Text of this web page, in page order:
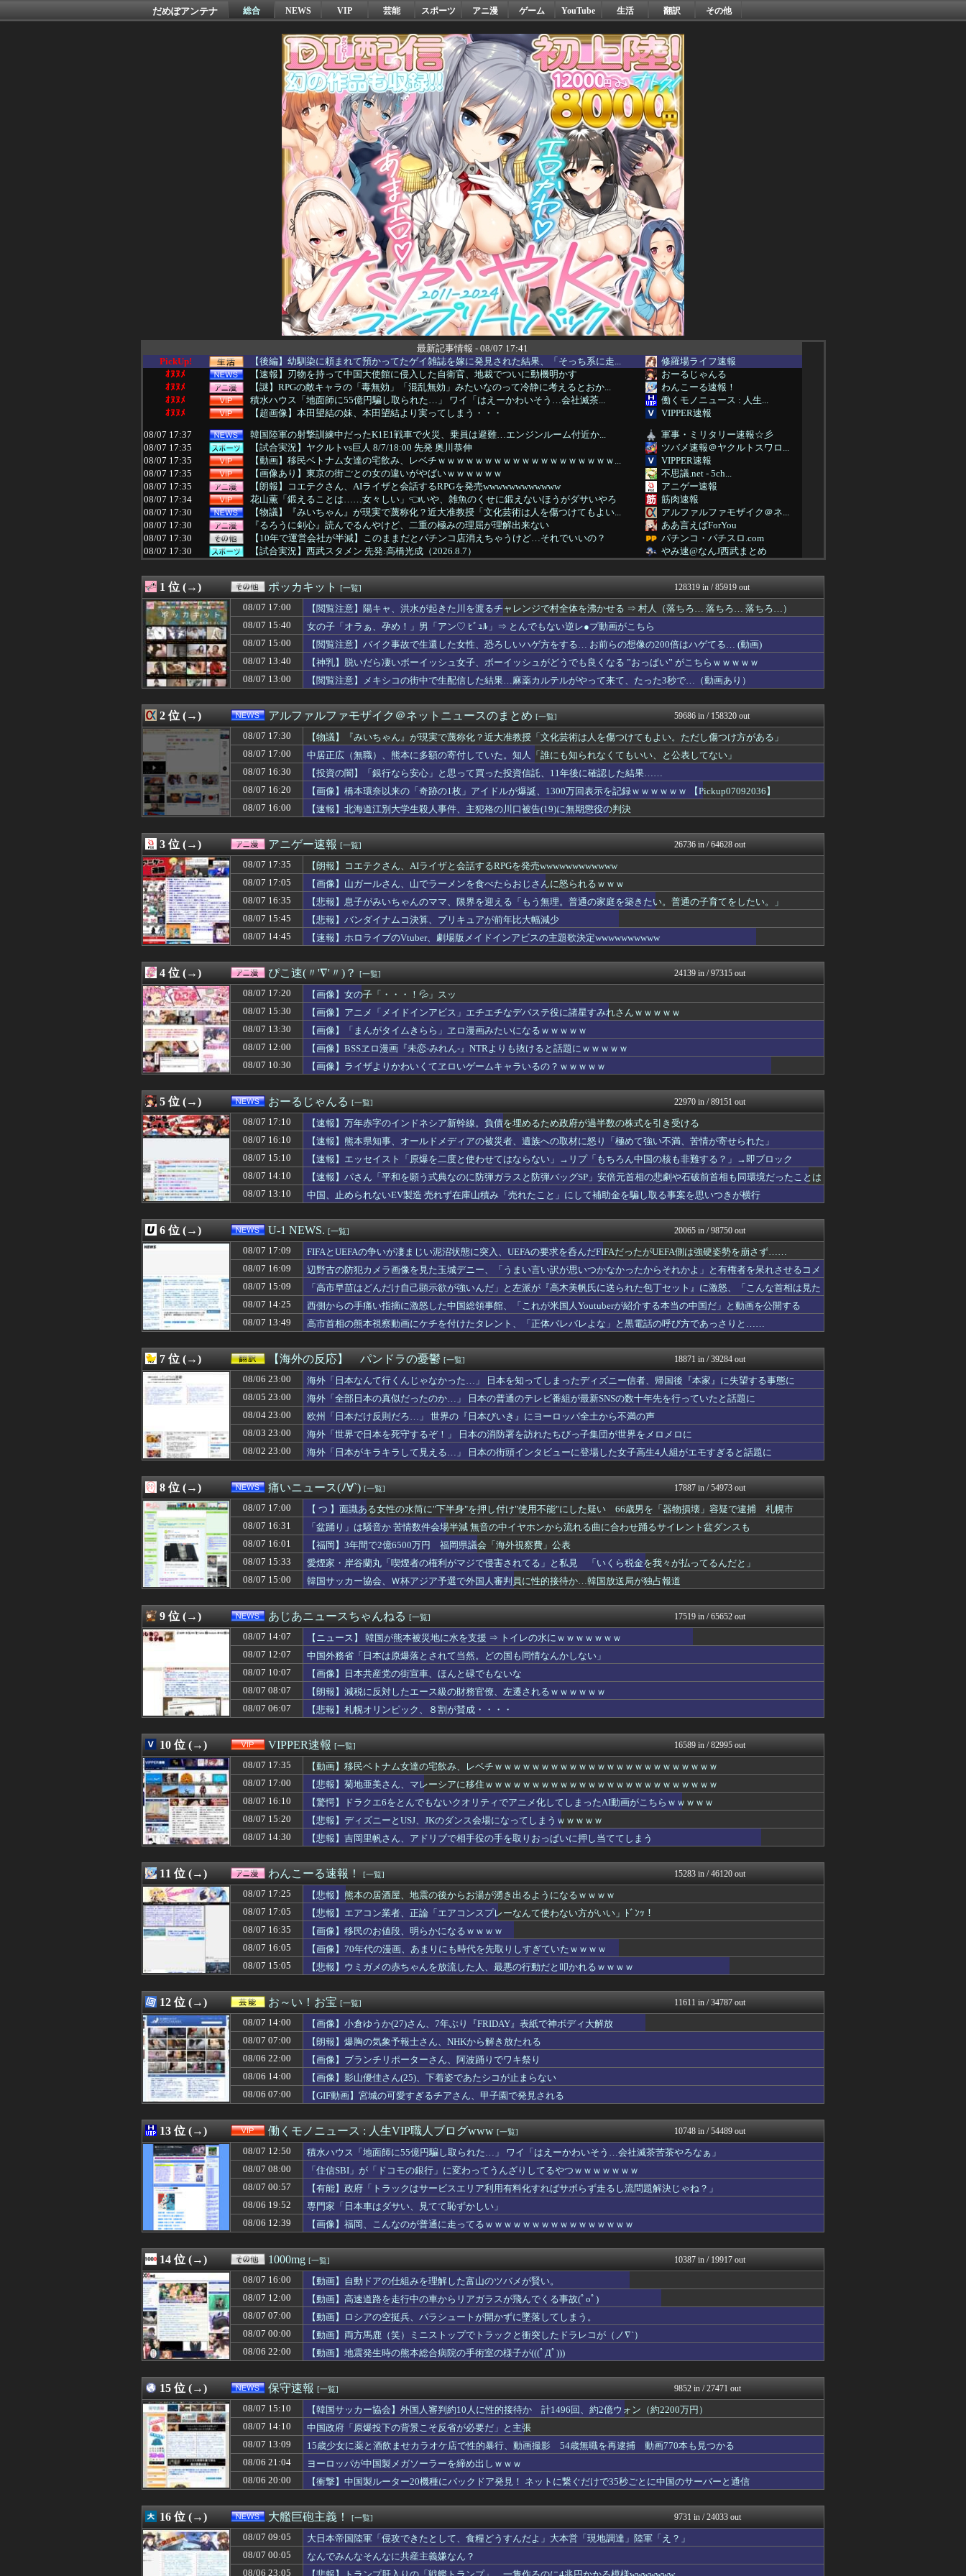
だめぽアンテナ 総合 NEWS VIP 芸能 スポーツ アニ漫 ゲーム YouTube 生活 翻訳 その他
最新記事情報 - 08/07 17:41
PickUp!
【後編】幼馴染に頼まれて預かってたゲイ雑誌を嫁に発見された結果、「そっち系に走...
修羅場ライフ速報
ｵﾇﾇﾒ
【速報】刃物を持って中国大使館に侵入した自衛官、地裁でついに動機明かす
おーるじゃんる
ｵﾇﾇﾒ
【謎】RPGの敵キャラの「毒無効」「混乱無効」みたいなのって冷静に考えるとおか...
わんこーる速報！
ｵﾇﾇﾒ
積水ハウス「地面師に55億円騙し取られた…」 ワイ「はえーかわいそう…会社滅茶...
働くモノニュース : 人生...
ｵﾇﾇﾒ
【超画像】本田望結の妹、本田望結より実ってしまう・・・
VIPPER速報
08/07 17:37
韓国陸軍の射撃訓練中だったK1E1戦車で火災、乗員は避難…エンジンルーム付近か...
軍事・ミリタリー速報☆彡
08/07 17:35
【試合実況】ヤクルトvs巨人 8/7/18:00 先発 奥川恭伸
ツバメ速報＠ヤクルトスワロ...
08/07 17:35
【動画】移民ベトナム女達の宅飲み、レベチｗｗｗｗｗｗｗｗｗｗｗｗｗｗｗｗｗｗｗ...
VIPPER速報
08/07 17:35
【画像あり】東京の街ごとの女の違いがやばいｗｗｗｗｗｗ
不思議.net - 5ch...
08/07 17:35
【朗報】コエテクさん、AIライザと会話するRPGを発売wwwwwwwwwwww
アニゲー速報
08/07 17:34
花山薫「鍛えることは……女々しい」👈いや、雑魚のくせに鍛えないほうがダサいやろ
筋肉速報
08/07 17:30
【物議】『みいちゃん』が現実で蔑称化？近大准教授「文化芸術は人を傷つけてもよい...
アルファルファモザイク＠ネ...
08/07 17:30
『るろうに剣心』読んでるんやけど、二重の極みの理屈が理解出来ない
ああ言えばForYou
08/07 17:30
【10年で運営会社が半減】このままだとパチンコ店消えちゃうけど…それでいいの？
パチンコ・パチスロ.com
08/07 17:30
【試合実況】西武スタメン 先発:高橋光成（2026.8.7）
やみ速@なんJ西武まとめ
08/07 17:30
【サッカー】初の日本代表で感情爆発「使わないんだったら呼ぶな！」 涙ながらに...
フットボール速報
08/07 17:30
【試合実況】[2026/8/7]DeNAベイスターズ対広島カープ 18:00〜
ベイスターズ速報＠なんJ
08/07 17:30
男なら一回は漫画の必殺技練習したよな
カンダタ速報
08/07 17:29
【東大】2年連続赤字へ 「貯金」数年で枯渇、研究者の削減不可避
日本第一！ニュース録
08/07 17:29
私「料理は手抜きできるところは全部手抜きしてるよ」知人「それはダメでしょ」→勝...
08/07 17:28
【阪神スタメン】5(左)前川 6(一)ガルシア vs中日 2026/08/07
虎速
08/07 17:25
【悲報】熊本の居酒屋、地震の後からお湯が湧き出るようになるｗｗｗｗ
わんこーる速報！
08/07 17:25
【悲報】妊娠した嫁が抜いてくれないので出会い系で知り合った女とやったwwww
バズッター速報
08/07 17:25
韓国人「東南アジア各国が韓国サッカー協会による日本人や外国人審判接待を報道！」...
世界の憂鬱 海外・韓国の反...
08/07 17:24
小沢一郎氏、玉城デニー知事を全力応援表明 「このままでは勝てない」中道の態度を...
もえるあじあ(･∀･)
08/07 17:20
【悲報】コレコレ、月収1億円ｗｗｗｗｗｗｗｗｗｗｗｗｗｗｗｗｗｗｗｗ
キニ速
08/07 17:20
【画像】女の子「・・・！💦」スッ
ぴこ速(〃'∇'〃)？
08/07 17:20
【東スポ】 韓国サッカー協会 審判への性接待報道にＳＮＳ紛糾「徹底追及」「２０...
キムチ速報
08/07 17:20
FIFAが子会社設立計画で謝罪！←「商業主義もここまで来たか！」（海外の反応）
海外さんいらっしゃい 海外...
08/07 17:18
【悲報】ドラゴンボールベジータ「誰だこんな使えないゴミを呼んだ奴は」ヤムチャ「...
08/07 17:17
太鼓の達人、ゲーム内の一部フォント変更へ 値上げの影響か
ゴールデンタイムズ
08/07 17:15
幼稚園年少の息子がサンタの実在を信じてる。夫がそれを不愉快に思っているみたいで...
鬼女の宅配便 - 修羅場・...
08/07 17:15
ＦＡＮＺＡ１０円セールやってたwwwwwww
08/07 17:12
今、俺は不倫している。関係が始まりもう5年が経つがその不倫相手のスマホを見てし...
浮気ちゃんねる
08/07 17:12
広陵高校〝暴力問題〟中井監督が謝罪。野球部巡り昨年退任「深く反省」
広島東洋カープまとめブログ...
08/07 17:10
【速報】万年赤字のインドネシア新幹線。負債を埋めるため政府が過半数の株式を引き...
08/07 17:10
【画像】佳子様の鍛えた腹筋、エチエチすぎるｗｗｗwｗｗｗｗｗｗｗｗ❤
なんJミュージアム
08/07 17:09
ライブの男！不眠不休で駆け抜けるローレン・イロアスの軌跡
08/07 17:09
FIFAとUEFAの争いが凄まじい泥沼状態に突入、UEFAの要求を呑んだFIF...
U-1 NEWS.
08/07 17:08
【朗報】マツダ、新型CX-5が売れて黒字転換！！
サイ速
08/07 17:07
【画像】松屋、食器の仕分けまでセルフに
かせまと！
08/07 17:07
石川昂弥「道歩いてると『たかやさーん』。声の方を見るとニコニコのサノーが車の窓...
08/07 17:06
【画像】世界一美しいフットボーラーの“女優デビュー！！”
【サッカー まとめ】サカラ...
08/07 17:05
アニメ「ヤニねこ」第6話、アルねこ、わざわざ江の島まで行ってゲロを吐くｗｗｗｗ...
最強ジャンプ放送局
08/07 17:05
【画像】山ガールさん、山でラーメンを食べたらおじさんに怒られるｗｗｗ
08/07 17:05
【悲報】エアコン業者、正論「エアコンスプレーなんて使わない方がいい」ﾄﾞﾝｯ！
わんこーる速報！
08/07 17:05
【謎】広末涼子さんが地上波にスピード復帰できる理由、誰にも分からない⇒！
不思議.net - 5ch...
08/07 17:05
【画像】声優の佐倉綾音(32)さん、アタシコに全力で振り切ってしまうｗｗｗｗｗ...
08/07 17:03
幼い頃から母に「お前なんか生まなきゃよかった」と言われ続けた。自分の子を育てる...
08/07 17:03
あえて「ブラジャー丸見え」で外出する女性が急増中
いたしん！
08/07 17:00
甥(小学生)と義兄は 「カブトムシとりに行くから明日早起きだな！」 と二人でウ...
08/07 17:00
【艦これ】実際提督ってそんな人気な職業じゃないと思うんよね
艦これ速報 艦隊これくしょ...
08/07 17:00
【朗報】中日、阪神3タテでセ3位まで返り咲く可能性が浮上wwwwww
阪神タイガースちゃんねる
08/07 17:00
妊婦の義弟嫁がデカいベビーカーを買ったらしいんだが、なぜか私んちに置くつもりら...
すまいる(^-^)ぶろぐ
08/07 17:00
【 つ 】面識ある女性の水筒に"下半身"を押し付け"使用不能"にした疑い 66...
痛いニュース(ﾉ∀`)
相楽伊織の『重量感ある』下半身、大変なことになってるって...
乃木通 乃木坂46櫻坂46...
08/07 17:00
【日向坂46】小西夏菜実、ついにこの時が...
日向坂46まとめもり～
08/07 17:00
【艦これ】VautourちゃんはE5に入れると強いと聞いたけど どれくらいつよ...
あ艦これ ～艦隊これくしょ...
08/07 17:00
中居正広（無職）、熊本に多額の寄付していた。知人「誰にも知られなくてもいい、と...
アルファルファモザイク＠ネ...
08/07 17:00
【ラブライブ！】鬼塚夏美、お誕生日【Liella!】
コンテンツ・声優 | ラブ...
08/07 17:00
【京都】女性の脳腫瘍摘出手術で誤って“腫瘍の無い部位”を摘出 脳幹など損傷受け...
08/07 17:00
Vチューバー業界、2020年初頭の一番手V人気爆発から何も変わらない……
ゲーム実況者速報＠YouT...
08/07 17:00
海外「アメリカが戦争している理由はこれだな。アメリカが世界最大のエネルギー輸出...
ガラパゴスジャパン - 海...
【悲報】菊地亜美さん、マレーシアに移住ｗｗｗｗｗｗｗｗｗｗｗｗｗｗｗｗｗｗｗｗ...
VIPPER速報
08/07 17:00
【朗報】65kgの女の子、38kgまでダイエットしてまるで別人になる
もみあげチャ～シュ～
08/07 17:00
Google、Geminiが大赤字、「史上初のマイナスキャッシュフロー」に陥る
投資ちゃんねる
08/07 17:00
畑下由佳アナ ニットの胸元がくっきり！！
アナきゃぷ速報
08/07 17:00
【韓国の反応】また日本が竹島の領有権を主張してきたぞ → 「この話題は永遠に終...
Red4 海外の反応まとめ
08/07 17:00
【朗報】韓国人「日本の文化祭、教室にレールが敷いてある」
ニチカン！
08/07 17:00
仕事中でも付けられる香水
ファ板速報
08/07 17:00
フロム「ダークソウルを完結させるでー！」←おおええやん
08/07 16:59
【悲報】大谷翔平「マジで笑わなくね？」井端監督、競馬の話題では饒舌だった模様
ネギ速
08/07 16:58
【悲報】乃木坂野球部、ぶっちゃけもう鬱陶しい件
乃木坂46まとめ 乃木りん...
08/07 16:57
息子の友達とそのママに遊びに来たいと言われ予定を合わせ用意して待ってた。しかし...
奥様は鬼女-DQN返しまと...
世慣れた行動って？
08/07 16:57
【バカはどっち】彼氏に似た芸能人がTVに映った。「似てるけど芸能人の方が格好い...
はーとらいふ -出会い・子...
08/07 16:57
オペレーター「中国人があなたのロ座を利用しています」私「そんなはずない！」→A...
素敵な鬼女様
08/07 16:55
【悲報】阪神・元山さん、一回落球しただけで週刊誌に“お粗末プレー”とディスられ...
なんじぇいスタジアム＠なん...
08/07 16:54
【悲報】ニューバランスはダサい！onは時代遅れ！サロモンを買え！って言われたか...
ネギ速
08/07 16:53
【驚愕】最近の美女が凄すぎるｗｗｗｗ「結婚すべき女の特徴」がこちら…
08/07 16:50
DeNA、ポケポケ反動減で減収減益も…GO新規上場のおかげで当期純利益334億...
ベイスターズNEWS
08/07 16:50
子供にかぁかって呼ばせてるの虫唾が走る。結構そういう人多くて気色悪い
かぞくちゃんねる
08/07 16:49
【悲報】渡邊渚さん「私がPTSDと診断された当時、世間はまだPTSDという言葉...
ネギ速
08/07 16:47
ロシアの将軍様、謎の爆死！裏には何が隠れてやがるんだい？（海外の反応）
08/07 16:47
髪の毛をまとめた方が似合う人
はーとらいふ -出会い・子...
08/07 16:47
会社の飲み会に参加しようとしたら「どうしても参加しないと駄目なのか」と旦那に渋...
はーとらいふ -出会い・子...
08/07 16:47
注意しても何度も何度も私の1歳の娘をつねってくる姪
奥様は鬼女-DQN返しまと...
08/07 16:46
【画像】新人声優の水着姿がドエッチ
アナ速‐女子アナ画像速報
08/07 16:45
兵庫斎藤知事、県の海外事務所を全廃へ「公務員が海外で遊ぶためにあるだけ」 [...
VIPワイドガイド
08/07 16:45
【FGO】ジャンヌ系にラクシュミーは含まれますか？Wジル・ド・レェ強化みんなの...
兵庫斎藤知事、県の海外事務所を全廃へ「公務員が海外で遊ぶためにあるだけ」 [...
西武・中村剛也が今季初昇格！首位ソフトバンク戦でスタメン起用へ
やみ速@なんJ西武まとめ
08/07 16:45
海外「日本で飴が手作りされる様子が最高すぎる」←「これは危ない！」 海外の反応
08/07 16:44
【悲報】太平洋戦争史振り返ると思ったけど日本より欧米が諸悪の根源やん
08/07 16:42
12月導入！LゼーガペインETRの筐体画像が公開！！セブンインパクトは搭載され...
スロ板-RUSH
08/07 16:41
ジャンポケ斎藤「性行為の許諾は取ったことありません」
mashlife通信
08/07 16:40
福岡のお土産 ｢めんべい｣と乃木坂配信中のコラボ動画が公開決定！！！【乃木坂4...
坂道情報通～乃木坂46まと...
08/07 16:40
プロ野球大物OB「オールスターゲームを見た。怒りを通り越して、あきれ果てた」
なんじぇいスタジアム＠なん...
08/07 16:40
介護・建設・運送業社員「つらいからもう辞めます…」←人が辞めすぎて倒産する会社...
キニ速
08/07 16:40
【人付き合い】「明日ひま？」 知り合いから唐突なメッセージがきたらどうする？
結婚・恋愛ニュースぷらす
08/07 16:40
甲子園出場校 猛暑と資金難に苦しむ・・・
スコールちゃんねる｜２ちゃ...
08/07 16:39
引越して一週間経った頃、隣の奥さんから「掃除機の音がうるさい」と苦情があった。...
鬼女はみた -修羅場・恋愛...
08/07 16:39
「財産はみ～んな長男に譲る。長男、母の事は任せた」と遺言のこし父他界→母は足が...
08/07 16:39
叩かない躾を「甘い」「ぬるい」と口出ししてくる友人夫婦。人の家庭の方針は放って...
奥様は鬼女-DQN返しまと...
08/07 16:39
昭和の恋愛エピソード
はーとらいふ -出会い・子...
08/07 16:39
【困惑】長谷川豊氏、元ジャンポケ斉藤の事件に「有罪で良い」「実刑まで出すのが妥...
ネギ速
08/07 16:39
職場全員が長崎の出島を知らない。逆に私が変な人扱いされた、一般常識だと思ってた...
おうち速報
08/07 16:36
年末年始に義実家に帰省してきた義兄夫婦は子供を放置して昼前まで寝てた。朝食を用...
08/07 16:35
【悲報】息子がみいちゃんのママ、限界を迎える「もう無理。普通の家庭を築きたい。...
08/07 16:35
【画像】移民のお値段、明らかになるｗｗｗｗ
わんこーる速報！
08/07 16:35
【画像あり】日本のセクシー女性犯罪者一覧ｗｗｗｗｗｗｗｗｗ
パートの面接で号泣しながら「ここもダメだったらもう食べていけないんです」って熱...
【卓球】水谷隼氏、投資8年「一度もプラスになったことはない」の逆億り人生活 ...
08/07 16:33
【悲報】スーパーの裏でヤニ吸う2人とかいうヤバすぎるアニメ
ネギ速
08/07 16:33
ファミレスで見知らぬ母親にタブレットを触らせてほしいと言われた。断ったら強奪さ...
修羅の華-家庭・生活まとめ
08/07 16:31
【炎上】リュウジ「ダルい料理トップ10に入る」夏の冷やし中華 「あり得ないほど...
おうまがタイムズ
08/07 16:31
同棲してる彼氏に「生理用品をトイレに置くのやめてほしい」と言われた
08/07 16:31
「盆踊り」は騒音か 苦情数件会場半減 無音の中イヤホンから流れる曲に合わせ踊る...
08/07 16:31
【FF14】本日のメンテにてSwitch2版でコンテンツ内で画面暗転からのロー...
馬鳥速報
08/07 16:31
【ウマ娘】ルラちは、あの性格で大きいから好き。
ウマ娘まとめ速報うまろぐ
08/07 16:30
『ストリートファイター6』8/7本日から「鬼武者」シリーズとのコラボイベント「...
08/07 16:30
「THE NORTH FACE」の人気が低下・・・
08/07 16:30
【江別事件】大学生リンチ殺人主犯の男(当時18歳)に「無期懲役」の判決
マジキチ速報
08/07 16:30
『トモコレわくわく生活』は販売本数794万本、『ぽこ あ ポケモン』は946万...
Y速報
08/07 16:30
DAZN サッカーW杯で加入者数5倍に 視聴者数は6700万人 総視聴数も4億...
フットボール速報
08/07 16:29
パリーグにはソフトバンクに対抗しうる親会社を持つチームが必要やと思う
なんじぇいスタジアム＠なん...
08/07 16:29
近所奥に持ち去られた小さなバッグ。その中身が偽物だと分かった時、どんな顔をする...
08/07 16:29
野原ひろしのケーキ（880円）
漫画まとめ速報
08/07 16:29
トランプ氏、「出産旅行」禁じる大統領令 米国籍取得を目的とした中国人らの渡米を...
日本第一！ニュース録
08/07 16:28
【悲報】れいわ新選組改名へ
08/07 16:26
映画｢ちいかわ 人魚の島のひみつ｣公開14日間で興行収入50億円突破 最終興収...
08/07 16:26
ロッテドラ1石垣元気のピッチング
まとめロッテ！
08/07 16:25
【驚愕】ソープワイ「あーイクッ」嬢「あん///あん///」ワイ「…イクよッ！...
バズッター速報
08/07 16:25
ぴろし社長ブチギレ「ジョジョASBカカロット鬼滅ナルティメット作ったのにジャン...
ゲーム魔人
08/07 16:23
【悲報】FIFA会長、UEFAが許してくれなくて詰む
ネギ速
08/07 16:22
中国企業Zbtlink製ルーター20機種にバックドア、外部から完全制御のおそれ...
08/07 16:22
【謎】カードゲーマーってなんであんな臭いの？
08/07 16:21
西武中村剛也、広島森下暢仁ら登録 楽天浅村栄斗、ヤクルト塩見泰隆ら抹消／７日公...
なんじぇいスタジアム＠なん...
08/07 16:20
【衝撃】川口被告(19)に無期懲役 江別大学生殺人事件、19歳で取り返しのつか...
哲学ニュースnwk
08/07 16:20
カメムシは同種のカメムシが発した臭いでショック死する事がある
08/07 16:20
【画像】橋本環奈以来の「奇跡の1枚」アイドルが爆誕、1300万回表示を記録ｗｗ...
08/07 16:20
【悲報】面識ないJCに不同意性交したバイト男（56）が怖すぎる 千葉県（※画像...
ラビット速報
08/07 16:19
「果糖」が「がん転移」を促すと判明 まとめたニュース
1 位 (→) ポッカキット [一覧] 128319 in / 85919 out
08/07 17:00
【閲覧注意】陽キャ、洪水が起きた川を渡るチャレンジで村全体を沸かせる ⇒ 村人（落ちろ… 落ちろ… 落ちろ…）
08/07 15:40
女の子「オラぁ、孕め！」男「アン♡ ﾋﾞｭﾙ」⇒ とんでもない逆レ●プ動画がこちら
08/07 15:00
【閲覧注意】バイク事故で生還した女性、恐ろしいハゲ方をする… お前らの想像の200倍はハゲてる… (動画)
08/07 13:40
【神乳】脱いだら凄いボーイッシュ女子、ボーイッシュがどうでも良くなる ”おっぱい” がこちらｗｗｗｗｗ
08/07 13:00
【閲覧注意】メキシコの街中で生配信した結果…麻薬カルテルがやって来て、たった3秒で…（動画あり）
2 位 (→) アルファルファモザイク＠ネットニュースのまとめ [一覧] 59686 in / 158320 out
08/07 17:30
【物議】『みいちゃん』が現実で蔑称化？近大准教授「文化芸術は人を傷つけてもよい。ただし傷つけ方がある」
08/07 17:00
中居正広（無職）、熊本に多額の寄付していた。知人「誰にも知られなくてもいい、と公表してない」
08/07 16:30
【投資の闇】「銀行なら安心」と思って買った投資信託、11年後に確認した結果……
08/07 16:20
【画像】橋本環奈以来の「奇跡の1枚」アイドルが爆誕、1300万回表示を記録ｗｗｗｗｗｗ 【Pickup07092036】
08/07 16:00
【速報】北海道江別大学生殺人事件、主犯格の川口被告(19)に無期懲役の判決
3 位 (→) アニゲー速報 [一覧] 26736 in / 64628 out
08/07 17:35
【朗報】コエテクさん、AIライザと会話するRPGを発売wwwwwwwwwwww
08/07 17:05
【画像】山ガールさん、山でラーメンを食べたらおじさんに怒られるｗｗｗ
08/07 16:35
【悲報】息子がみいちゃんのママ、限界を迎える「もう無理。普通の家庭を築きたい。普通の子育てをしたい。」
08/07 15:45
【悲報】バンダイナムコ決算、プリキュアが前年比大幅減少
08/07 14:45
【速報】ホロライブのVtuber、劇場版メイドインアビスの主題歌決定wwwwwwwwww
4 位 (→) ぴこ速(〃'∇'〃)？ [一覧] 24139 in / 97315 out
08/07 17:20
【画像】女の子「・・・！💦」スッ
08/07 15:30
【画像】アニメ「メイドインアビス」エチエチなデバステ役に諸星すみれさんｗｗｗｗｗ
08/07 13:30
【画像】「まんがタイムきらら」ヱロ漫画みたいになるｗｗｗｗｗ
08/07 12:00
【画像】BSSヱロ漫画『未恋-みれん-』NTRよりも抜けると話題にｗｗｗｗｗ
08/07 10:30
【画像】ライザよりかわいくてヱロいゲームキャラいるの？ｗｗｗｗｗ
5 位 (→) おーるじゃんる [一覧] 22970 in / 89151 out
08/07 17:10
【速報】万年赤字のインドネシア新幹線。負債を埋めるため政府が過半数の株式を引き受ける
08/07 16:10
【速報】熊本県知事、オールドメディアの被災者、遺族への取材に怒り「極めて強い不満、苦情が寄せられた」
08/07 15:10
【速報】エッセイスト「原爆を二度と使わせてはならない」→リプ「もちろん中国の核も非難する？」→即ブロック
08/07 14:10
【速報】パさん「平和を願う式典なのに防弾ガラスと防弾バッグSP」安倍元首相の悲劇や石破前首相も同環境だったことは
忘れる
08/07 13:10 中国、止められないEV製造 売れず在庫山積み「売れたこと」にして補助金を騙し取る事案を思いつきが横行
6 位 (→) U-1 NEWS. [一覧] 20065 in / 98750 out
08/07 17:09
FIFAとUEFAの争いが凄まじい泥沼状態に突入、UEFAの要求を呑んだFIFAだったがUEFA側は強硬姿勢を崩さず……
08/07 16:09
辺野古の防犯カメラ画像を見た玉城デニー、「うまい言い訳が思いつかなかったからそれかよ」と有権者を呆れさせるコメ
ントを……
08/07 15:09
「高市早苗はどんだけ自己顕示欲が強いんだ」と左派が『高木美帆氏に送られた包丁セット』に激怒、「こんな首相は見た
ことがない」と言い張るも……
08/07 14:25
西側からの手痛い指摘に激怒した中国総領事館、「これが米国人Youtuberが紹介する本当の中国だ」と動画を公開する
も……
08/07 13:49 高市首相の熊本視察動画にケチを付けたタレント、「正体バレバレよな」と黒電話の呼び方であっさりと……
7 位 (→) 【海外の反応】 パンドラの憂鬱 [一覧] 18871 in / 39284 out
08/06 23:00
海外「日本なんて行くんじゃなかった…」 日本を知ってしまったディズニー信者、帰国後『本家』に失望する事態に
08/05 23:00
海外「全部日本の真似だったのか…」 日本の普通のテレビ番組が最新SNSの数十年先を行っていたと話題に
08/04 23:00
欧州「日本だけ反則だろ…」 世界の『日本びいき』にヨーロッパ全土から不満の声
08/03 23:00
海外「世界で日本を死守するぞ！」 日本の消防署を訪れたちびっ子集団が世界をメロメロに
08/02 23:00
海外「日本がキラキラして見える…」 日本の街頭インタビューに登場した女子高生4人組がエモすぎると話題に
8 位 (→) 痛いニュース(ﾉ∀`) [一覧] 17887 in / 54973 out
08/07 17:00
【 つ 】面識ある女性の水筒に"下半身"を押し付け"使用不能"にした疑い 66歳男を「器物損壊」容疑で逮捕 札幌市
08/07 16:31
「盆踊り」は騒音か 苦情数件会場半減 無音の中イヤホンから流れる曲に合わせ踊るサイレント盆ダンスも
08/07 16:01
【福岡】3年間で2億6500万円 福岡県議会「海外視察費」公表
08/07 15:33
愛煙家・岸谷蘭丸「喫煙者の権利がマジで侵害されてる」と私見 「いくら税金を我々が払ってるんだと」
08/07 15:00
韓国サッカー協会、Ｗ杯アジア予選で外国人審判員に性的接待か…韓国放送局が独占報道
9 位 (→) あじあニュースちゃんねる [一覧] 17519 in / 65652 out
08/07 14:07
【ニュース】 韓国が熊本被災地に水を支援 ⇒ トイレの水にｗｗｗｗｗｗｗ
08/07 12:07
中国外務省「日本は原爆落とされて当然。どの国も同情なんかしない」
08/07 10:07
【画像】日本共産党の街宣車、ほんと碌でもないな
08/07 08:07
【朗報】減税に反対したエース級の財務官僚、左遷されるｗｗｗｗｗｗ
08/07 06:07
【悲報】札幌オリンピック、８割が賛成・・・・
10 位 (→) VIPPER速報 [一覧] 16589 in / 82995 out
08/07 17:35
【動画】移民ベトナム女達の宅飲み、レベチｗｗｗｗｗｗｗｗｗｗｗｗｗｗｗｗｗｗｗｗｗｗｗｗ
08/07 17:00
【悲報】菊地亜美さん、マレーシアに移住ｗｗｗｗｗｗｗｗｗｗｗｗｗｗｗｗｗｗｗｗｗｗｗｗｗ
08/07 16:10
【驚愕】ドラクエ6をとんでもないクオリティでアニメ化してしまったAI動画がこちらｗｗｗｗｗ
08/07 15:20
【悲報】ディズニーとUSJ、JKのダンス会場になってしまうｗｗｗｗｗ
08/07 14:30
【悲報】吉岡里帆さん、アドリブで相手役の手を取りおっぱいに押し当ててしまう
11 位 (→) わんこーる速報！ [一覧] 15283 in / 46120 out
08/07 17:25
【悲報】熊本の居酒屋、地震の後からお湯が湧き出るようになるｗｗｗｗ
08/07 17:05
【悲報】エアコン業者、正論「エアコンスプレーなんて使わない方がいい」ﾄﾞﾝｯ！
08/07 16:35
【画像】移民のお値段、明らかになるｗｗｗｗ
08/07 16:05
【画像】70年代の漫画、あまりにも時代を先取りしすぎていたｗｗｗｗ
08/07 15:05
【悲報】ウミガメの赤ちゃんを放流した人、最悪の行動だと叩かれるｗｗｗｗ
12 位 (→) お～い！お宝 [一覧] 11611 in / 34787 out
08/07 14:00
【画像】小倉ゆうか(27)さん、7年ぶり『FRIDAY』表紙で神ボディ大解放
08/07 07:00
【朗報】爆胸の気象予報士さん、NHKから解き放たれる
08/06 22:00
【画像】ブランチリポーターさん、阿波踊りでワキ祭り
08/06 14:00
【画像】影山優佳さん(25)、下着姿であたシコが止まらない
08/06 07:00
【GIF動画】宮城の可愛すぎるチアさん、甲子園で発見される
13 位 (→) 働くモノニュース : 人生VIP職人ブログwww [一覧] 10748 in / 54489 out
08/07 12:50
積水ハウス「地面師に55億円騙し取られた…」 ワイ「はえーかわいそう…会社滅茶苦茶やろなぁ」
08/07 08:00
「住信SBI」が「ドコモの銀行」に変わってうんざりしてるやつｗｗｗｗｗｗｗ
08/07 00:57
【有能】政府「トラックはサービスエリア利用有料化すればサボらず走るし流問題解決じゃね？」
08/06 19:52
専門家「日本車はダサい、見てて恥ずかしい」
08/06 12:39
【画像】福岡、こんなのが普通に走ってるｗｗｗｗｗｗｗｗｗｗｗｗｗｗｗｗ
14 位 (→) 1000mg [一覧] 10387 in / 19917 out
08/07 16:00
【動画】自動ドアの仕組みを理解した富山のツバメが賢い。
08/07 12:00
【動画】高速道路を走行中の車からリアガラスが飛んでくる事故(ﾟoﾟ)
08/07 07:00
【動画】ロシアの空挺兵、パラシュートが開かずに墜落してしまう。
08/07 00:00
【動画】両方馬鹿（笑）ミニストップでトラックと衝突したドラレコが（ノ∇`）
08/06 22:00
【動画】地震発生時の熊本総合病院の手術室の様子が(((ﾟДﾟ)))
15 位 (→) 保守速報 [一覧] 9852 in / 27471 out
08/07 15:10
【韓国サッカー協会】外国人審判約10人に性的接待か 計1496回、約2億ウォン（約2200万円）
08/07 14:10
中国政府「原爆投下の背景こそ反省が必要だ」と主張
08/07 13:09
15歳少女に薬と酒飲ませカラオケ店で性的暴行、動画撮影 54歳無職を再逮捕 動画770本も見つかる
08/06 21:04
ヨーロッパが中国製メガソーラーを締め出しｗｗｗ
08/06 20:00
【衝撃】中国製ルーター20機種にバックドア発見！ ネットに繋ぐだけで35秒ごとに中国のサーバーと通信
16 位 (→) 大艦巨砲主義！ [一覧] 9731 in / 24033 out
08/07 09:05
大日本帝国陸軍「侵攻できたとして、食糧どうすんだよ」大本営「現地調達」陸軍「え？」
08/07 00:05
なんでみんなそんなに共産主義嫌なん？
08/06 23:05